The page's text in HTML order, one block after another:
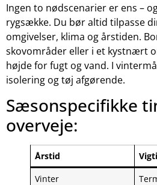
Ingen to nødscenarier er ens –
rygsække. Du bør altid tilpasse
omgivelser, klima og årstiden.
skovområder eller i et kystnært
højde for fugt og vand. I
isolering og tøj afgørende.
Sæsonspecifikke
overveje:
Årstid
Vinter